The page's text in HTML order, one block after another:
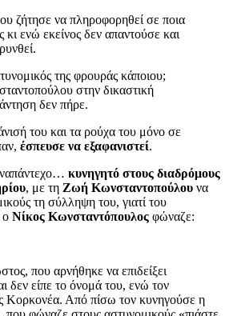
ζήτησε να πληροφορηθεί σε ποια
κι ενώ εκείνος δεν απαντούσε και
της φρουράς κάποιου;
στην δικαστική
δεν πήρε.
του και τα ρούχα του μόνο σε
έσπευσε να εξαφανιστεί.
κυνηγητό στους διαδρόμους
, με τη Ζωή Κωνσταντοπούλου να
τη σύλληψη του, γιατί του
ο Νίκος Κωνσταντόπουλος φώναζε:
που αρνήθηκε να επιδείξει
δεν είπε το όνομά του, ενώ τον
Κορκονέα. Από πίσω τον κυνηγούσε η